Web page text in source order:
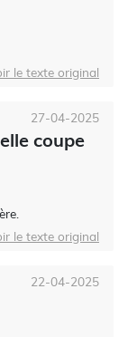
le texte original
coupe
27-04-2025
le texte original
22-04-2025